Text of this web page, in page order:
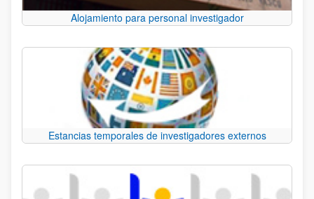
Alojamiento para personal investigador
Estancias temporales de investigadores externos